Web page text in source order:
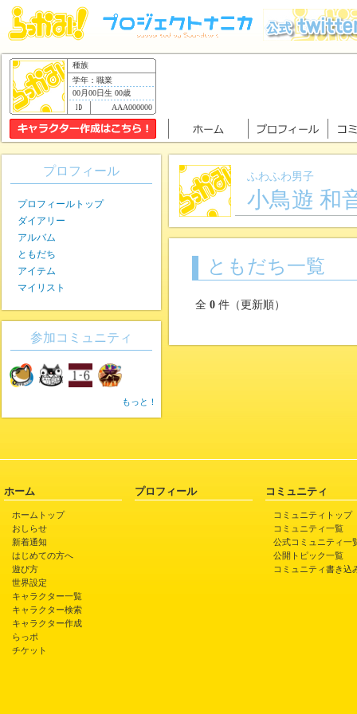
種族
学年：職業
00月00日生 00歳
AAA000000
ふわふわ男子
小鳥遊 和
ともだち一覧
全 0 件（更新順）
プロフィール
プロフィールトップ
ダイアリー
アルバム
ともだち
アイテム
マイリスト
参加コミュニティ
もっと！
ホーム
ホームトップ
おしらせ
新着通知
はじめての方へ
遊び方
世界設定
キャラクター一覧
キャラクター検索
キャラクター作成
らっポ
チケット
プロフィール コミュニティ
コミュニティトップ
コミュニティ一覧
公式コミュニティ一
公開トピック一覧
コミュニティ書き込